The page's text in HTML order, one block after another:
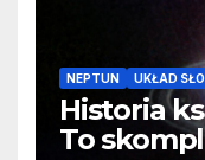
NEPTUN UKŁAD
Historia
To